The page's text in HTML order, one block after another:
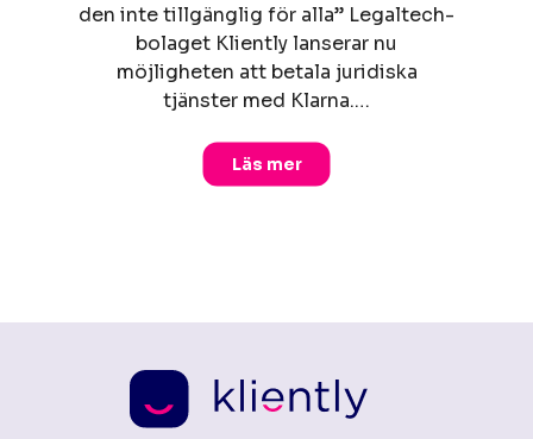
den inte tillgänglig för alla” Legaltech-
bolaget Kliently lanserar nu
möjligheten att betala juridiska
tjänster med Klarna.…
Läs mer